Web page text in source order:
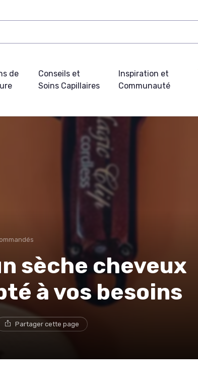
de
Conseils et
Soins Capillaires
Inspiration et
Communauté
sèche cheveux
à vos besoins
Partager cette page